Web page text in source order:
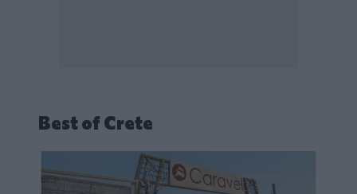
Best of Crete